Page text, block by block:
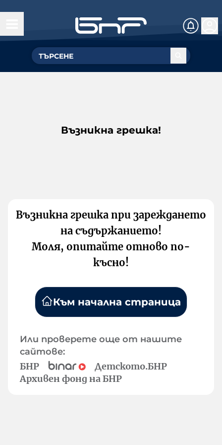
Възникна грешка!
Възникна грешка при зареждането
на съдържанието!
Моля, опитайте отново по-
късно!
Към начална страница
Или проверете още от нашите
сайтове:
БНР
Детското.БНР
Архивен фонд на БНР